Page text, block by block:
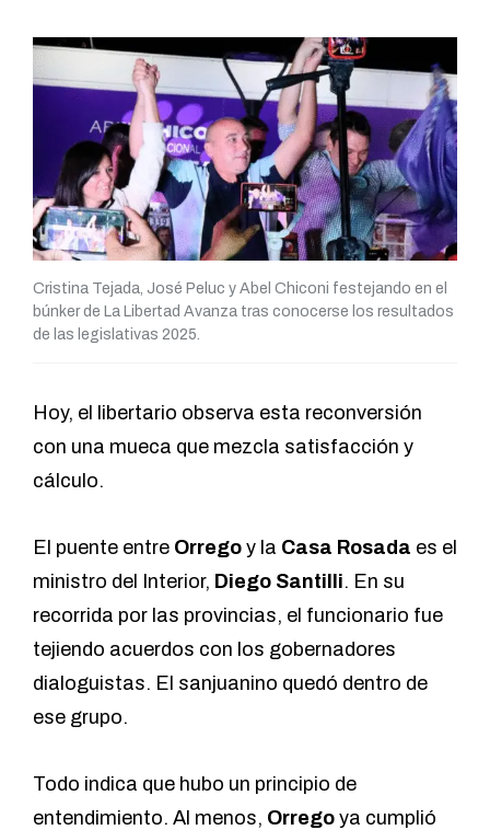
Cristina Tejada, José Peluc y Abel Chiconi festejando en el
búnker de La Libertad Avanza tras conocerse los resultados
de las legislativas 2025.
Hoy, el libertario observa esta reconversión
con una mueca que mezcla satisfacción y
cálculo.
El puente entre Orrego y la Casa Rosada es el
ministro del Interior, Diego Santilli. En su
recorrida por las provincias, el funcionario fue
tejiendo acuerdos con los gobernadores
dialoguistas. El sanjuanino quedó dentro de
ese grupo.
Todo indica que hubo un principio de
entendimiento. Al menos, Orrego ya cumplió